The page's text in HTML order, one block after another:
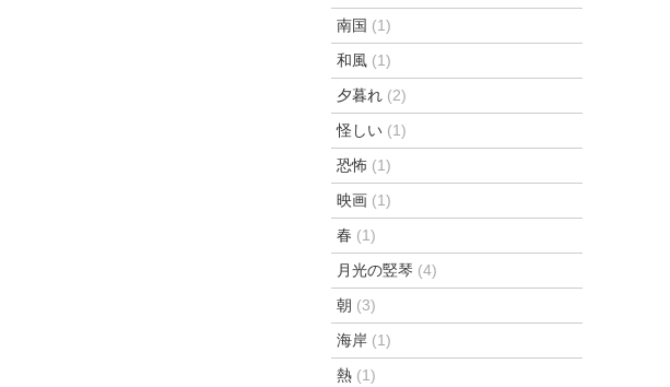
南国 (1)
和風 (1)
夕暮れ (2)
怪しい (1)
恐怖 (1)
映画 (1)
春 (1)
月光の竪琴 (4)
朝 (3)
海岸 (1)
熱 (1)